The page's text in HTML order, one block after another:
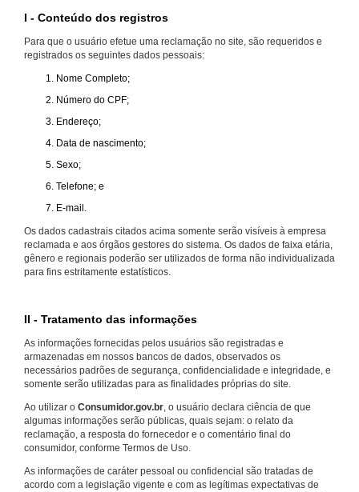
I - Conteúdo dos registros
Para que o usuário efetue uma reclamação no site, são requeridos e
registrados os seguintes dados pessoais:
Nome Completo;
Número do CPF;
Endereço;
Data de nascimento;
Sexo;
Telefone; e
E-mail.
Os dados cadastrais citados acima somente serão visíveis à empresa
reclamada e aos órgãos gestores do sistema. Os dados de faixa etária,
gênero e regionais poderão ser utilizados de forma não individualizada
para fins estritamente estatísticos.
II - Tratamento das informações
As informações fornecidas pelos usuários são registradas e
armazenadas em nossos bancos de dados, observados os
necessários padrões de segurança, confidencialidade e integridade, e
somente serão utilizadas para as finalidades próprias do site.
Ao utilizar o Consumidor.gov.br, o usuário declara ciência de que
algumas informações serão públicas, quais sejam: o relato da
reclamação, a resposta do fornecedor e o comentário final do
consumidor, conforme Termos de Uso.
As informações de caráter pessoal ou confidencial são tratadas de
acordo com a legislação vigente e com as legítimas expectativas de